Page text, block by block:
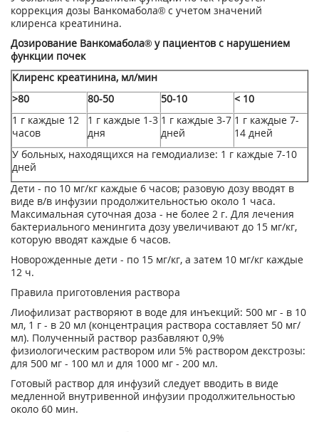
коррекция дозы Ванкомабола® с учетом значений
клиренса креатинина.
Дозирование Ванкомабола® у пациентов с нарушением
функции почек
Клиренс креатинина, мл/мин
>80
80-50 50-10
< 10
1 г каждые 12
часов
1 г каждые 1-3
дня
1 г каждые 3-7
дней
1 г каждые 7-
14 дней
У больных, находящихся на гемодиализе: 1 г каждые 7-10
дней
Дети - по 10 мг/кг каждые 6 часов; разовую дозу вводят в
виде в/в инфузии продолжительностью около 1 часа.
Максимальная суточная доза - не более 2 г. Для лечения
бактериального менингита дозу увеличивают до 15 мг/кг,
которую вводят каждые 6 часов.
Новорожденные дети - по 15 мг/кг, а затем 10 мг/кг каждые
12 ч.
Правила приготовления раствора
Лиофилизат растворяют в воде для инъекций: 500 мг - в 10
мл, 1 г - в 20 мл (концентрация раствора составляет 50 мг/
мл). Полученный раствор разбавляют 0,9%
физиологическим раствором или 5% раствором декстрозы:
для 500 мг - 100 мл и для 1000 мг - 200 мл.
Готовый раствор для инфузий следует вводить в виде
медленной внутривенной инфузии продолжительностью
около 60 мин.